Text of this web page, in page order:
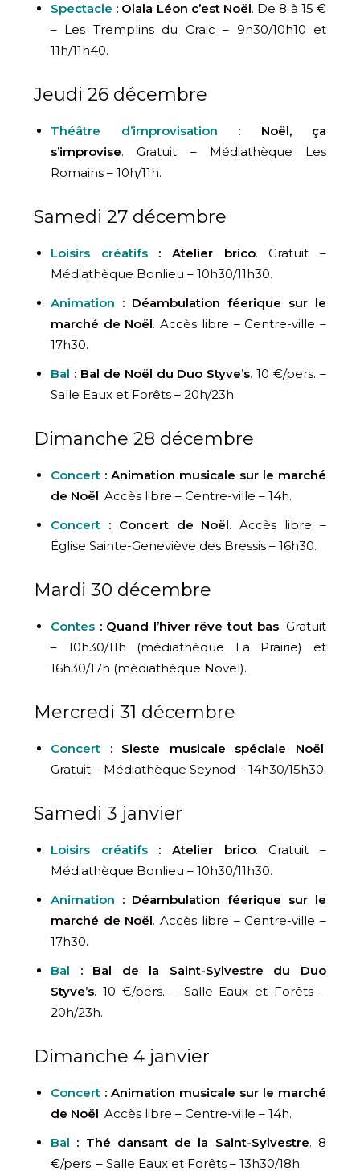
Spectacle : Olala Léon c’est Noël. De 8 à 15 €
– Les Tremplins du Craic – 9h30/10h10 et
11h/11h40.
Jeudi 26 décembre
Théâtre d’improvisation : Noël, ça
s’improvise. Gratuit – Médiathèque Les
Romains – 10h/11h.
Samedi 27 décembre
Loisirs créatifs: Atelier brico. Gratuit –
Médiathèque Bonlieu – 10h30/11h30.
Animation : Déambulation féerique sur le
marché de Noël. Accès libre – Centre-ville –
17h30.
Bal : Bal de Noël du Duo Styve’s. 10 €/pers. –
Salle Eaux et Forêts – 20h/23h.
Dimanche 28 décembre
Concert : Animation musicale sur le marché
de Noël. Accès libre – Centre-ville – 14h.
Concert : Concert de Noël. Accès libre –
Église Sainte-Geneviève des Bressis – 16h30.
Mardi 30 décembre
Contes : Quand l’hiver rêve tout bas. Gratuit
– 10h30/11h (médiathèque La Prairie) et
16h30/17h (médiathèque Novel).
Mercredi 31 décembre
Concert : Sieste musicale spéciale Noël.
Gratuit – Médiathèque Seynod – 14h30/15h30.
Samedi 3 janvier
Loisirs créatifs: Atelier brico. Gratuit –
Médiathèque Bonlieu – 10h30/11h30.
Animation : Déambulation féerique sur le
marché de Noël. Accès libre – Centre-ville –
17h30.
Bal : Bal de la Saint-Sylvestre du Duo
Styve’s. 10 €/pers. – Salle Eaux et Forêts –
20h/23h.
Dimanche 4 janvier
Concert : Animation musicale sur le marché
de Noël. Accès libre – Centre-ville – 14h.
Bal : Thé dansant de la Saint-Sylvestre. 8
€/pers. – Salle Eaux et Forêts – 13h30/18h.